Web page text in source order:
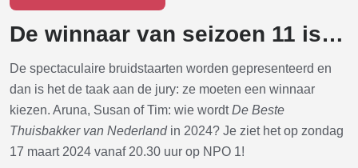
De winnaar van seizoen 11 is…
De spectaculaire bruidstaarten worden gepresenteerd en
dan is het de taak aan de jury: ze moeten een winnaar
kiezen. Aruna, Susan of Tim: wie wordtDe Beste
Thuisbakker van Nederland in 2024? Je ziet het op zondag
17 maart 2024 vanaf 20.30 uur op NPO 1!